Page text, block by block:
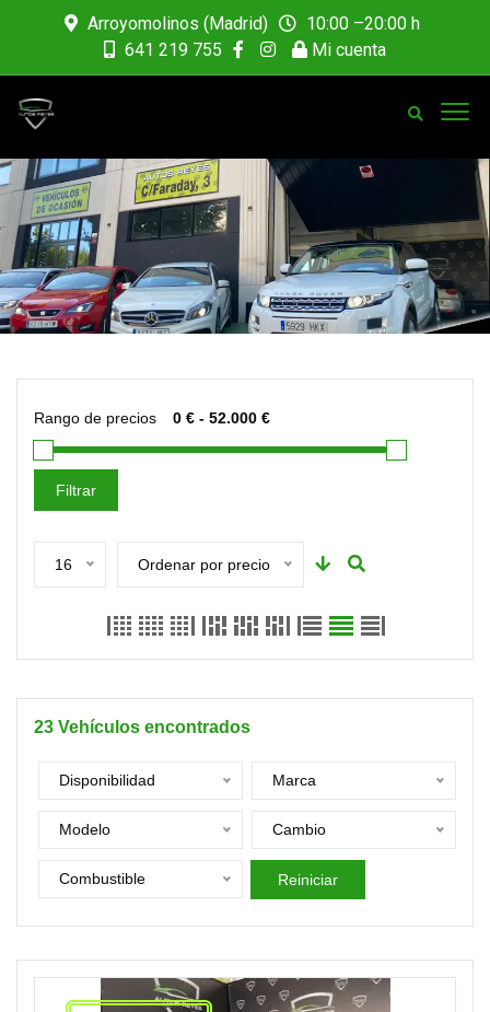
Arroyomolinos (Madrid)
10:00 –20:00 h
641 219 755
Mi cuenta
Rango de precios
Filtrar
16 Ordenar por precio
23 Vehículos encontrados
Disponibilidad Marca
Modelo Cambio
Combustible Reiniciar